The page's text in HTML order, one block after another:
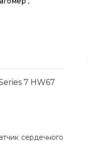
7 HW67
сердечного